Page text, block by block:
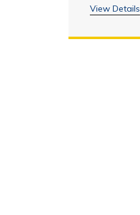
View Details